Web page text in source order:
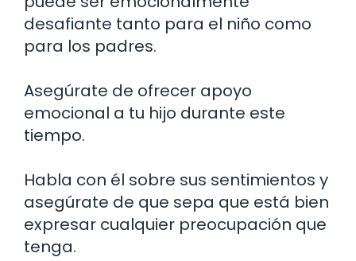
desafiante tanto para el niño como
para los padres.
Asegúrate de ofrecer apoyo
emocional a tu hijo durante este
tiempo.
Habla con él sobre sus sentimientos y
asegúrate de que sepa que está bien
expresar cualquier preocupación que
tenga.